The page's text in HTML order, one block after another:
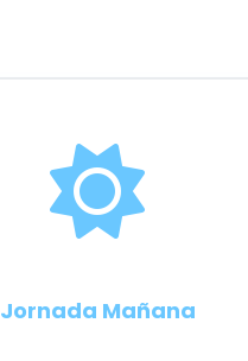
Jornada Mañana